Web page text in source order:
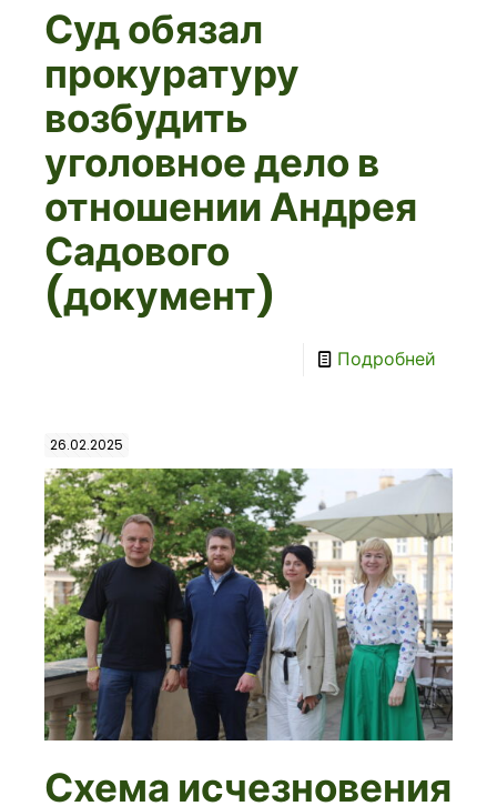
Суд обязал
прокуратуру
возбудить
уголовное дело в
отношении Андрея
Садового
(документ)
Подробней
26.02.2025
Схема исчезновения